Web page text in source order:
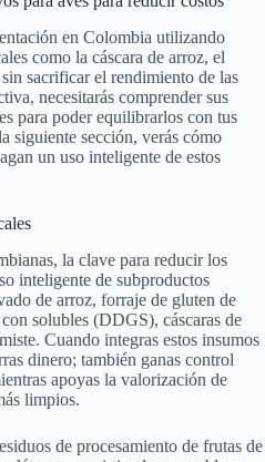
en Colombia utilizando
como la cáscara de arroz, el
sacrificar el rendimiento de las
necesitarás comprender sus
para poder equilibrarlos con tus
siguiente sección, verás cómo
un uso inteligente de estos
la clave para reducir los
inteligente de subproductos
de arroz, forraje de gluten de
solubles (DDGS), cáscaras de
Cuando integras estos insumos
dinero; también ganas control
apoyas la valorización de
limpios.
de procesamiento de frutas de